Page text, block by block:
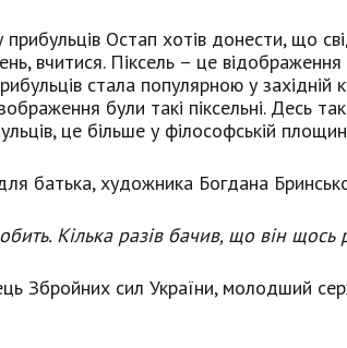
Остап хотів донести, що
вчитися. Піксель – це
стала популярною у західній
були такі піксельні. Десь
це більше у філософській
батька, художника Богдана
Кілька разів бачив, що він
Збройних сил України, молодший